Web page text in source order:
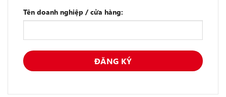
Tên doanh nghiệp / cửa hàng: